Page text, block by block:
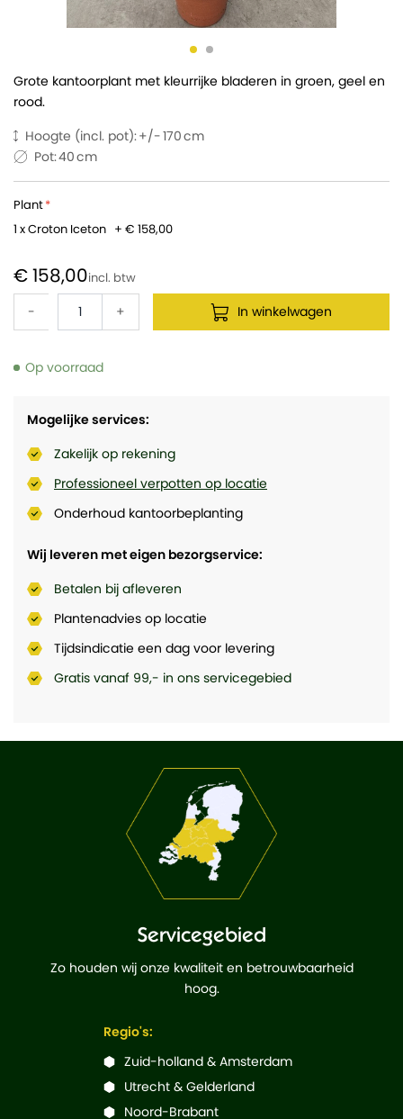
Hoogte (incl. pot):
170
Pot:40
Mogelijke services:
Zakelijk op rekening
Professioneel verpotten op locatie
Onderhoud kantoorbeplanting
Wij leveren met eigen bezorgservice:
Betalen bij afleveren
Plantenadvies op locatie
Tijdsindicatie een dag voor levering
Gratis vanaf 99,- in ons servicegebied
Grote kantoorplant met kleurrijke bladeren in groen, geel en
rood.
Op voorraad
Plant
1 x Croton Iceton + € 158,00
€ 158,00
- + In winkelwagen
Servicegebied
Zo houden wij onze kwaliteit en betrouwbaarheid
hoog.
Regio's:
Zuid-holland & Amsterdam
Utrecht & Gelderland
Noord-Brabant